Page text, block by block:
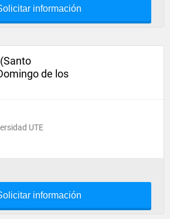
información
de los
UTE
información